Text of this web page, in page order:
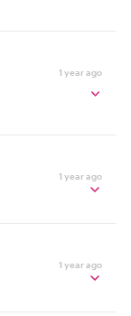
1 year ago
1 year ago
1 year ago